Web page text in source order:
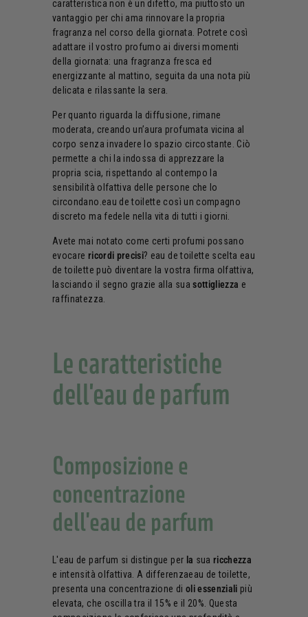
caratteristica non è un difetto, ma piuttosto un
vantaggio per chi ama rinnovare la propria
fragranza nel corso della giornata. Potrete così
adattare il vostro profumo ai diversi momenti
della giornata: una fragranza fresca ed
energizzante al mattino, seguita da una nota più
delicata e rilassante la sera.
Per quanto riguarda la diffusione, rimane
moderata, creando un’aura profumata vicina al
corpo senza invadere lo spazio circostante. Ciò
permette a chi la indossa di apprezzare la
propria scia, rispettando al contempo la
sensibilità olfattiva delle persone che lo
circondano.eau de toilette così un compagno
discreto ma fedele nella vita di tutti i giorni.
Avete mai notato come certi profumi possano
evocare ricordi precisi? eau de toilette scelta eau
de toilette può diventare la vostra firma olfattiva,
lasciando il segno grazie alla suasottigliezza e
raffinatezza.
Le caratteristiche
dell'eau de parfum
Composizione e
concentrazione
dell'eau de parfum
L'eau de parfum si distingue per la suaricchezza
e intensità olfattiva. A differenzaeau de toilette,
presenta una concentrazione di oli essenziali più
elevata, che oscilla tra il 15% e il 20%. Questa